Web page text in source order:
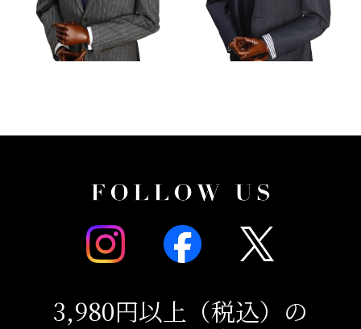
3,980円以上（税込）の